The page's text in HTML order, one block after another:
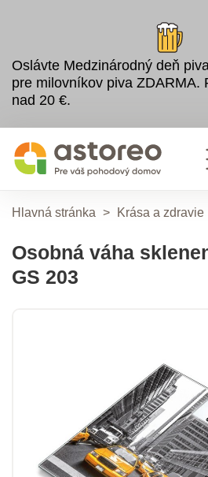
Oslávte Medzinárodný deň
pre milovníkov piva ZDARMA.
nad 20 €.
Hlavná stránka > Krása a zdravie
Osobná váha
GS 203